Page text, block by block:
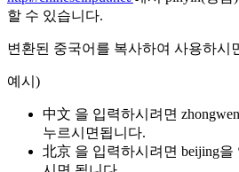
할 수 있습니다.
변환된 중국어를 복사하여 사용하시
예시)
中文 을 입력하시려면 zhongwen
누르시면됩니다.
北京 을 입력하시려면 beijing을